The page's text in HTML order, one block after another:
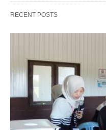
RECENT POSTS